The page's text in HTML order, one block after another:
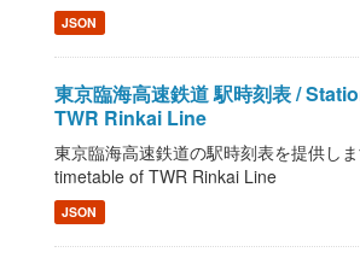
JSON
東京臨海高速鉄道 駅時刻表 /
TWR Rinkai Line
東京臨海高速鉄道の駅時刻表を提供し
timetable of TWR Rinkai Line
JSON